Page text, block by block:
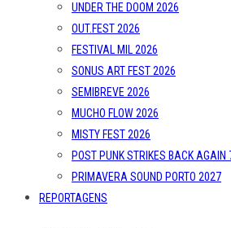
UNDER THE DOOM 2026
OUT.FEST 2026
FESTIVAL MIL 2026
SONUS ART FEST 2026
SEMIBREVE 2026
MUCHO FLOW 2026
MISTY FEST 2026
POST PUNK STRIKES BACK AGAIN
PRIMAVERA SOUND PORTO 2027
REPORTAGENS